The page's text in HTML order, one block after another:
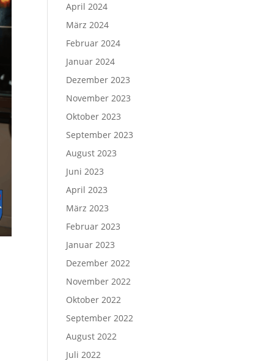
April 2024
März 2024
Februar 2024
Januar 2024
Dezember 2023
November 2023
Oktober 2023
September 2023
August 2023
Juni 2023
April 2023
März 2023
Februar 2023
Januar 2023
Dezember 2022
November 2022
Oktober 2022
September 2022
August 2022
Juli 2022